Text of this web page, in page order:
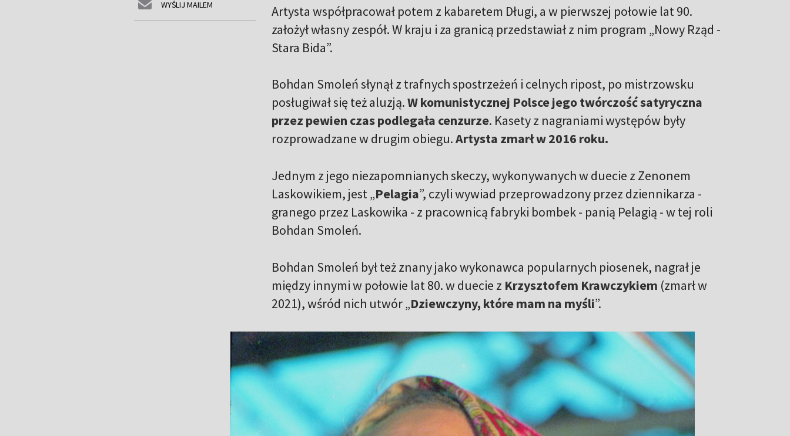
WYŚLIJ MAILEM
Artysta współpracował potem z kabaretem Długi, a w pierwszej połowie lat 90.
założył własny zespół. W kraju i za granicą przedstawiał z nim program „Nowy Rząd -
Stara Bida”.
Bohdan Smoleń słynął z trafnych spostrzeżeń i celnych ripost, po mistrzowsku
posługiwał się też aluzją.W komunistycznej Polsce jego twórczość satyryczna
przez pewien czas podlegała cenzurze. Kasety z nagraniami występów były
rozprowadzane w drugim obiegu.Artysta zmarł w 2016 roku.
Jednym z jego niezapomnianych skeczy, wykonywanych w duecie z Zenonem
Laskowikiem, jest „Pelagia”, czyli wywiad przeprowadzony przez dziennikarza -
granego przez Laskowika - z pracownicą fabryki bombek - panią Pelagią - w tej roli
Bohdan Smoleń.
Bohdan Smoleń był też znany jako wykonawca popularnych piosenek, nagrał je
między innymi w połowie lat 80. w duecie z Krzysztofem Krawczykiem (zmarł w
2021), wśród nich utwór „Dziewczyny, które mam na myśli”.